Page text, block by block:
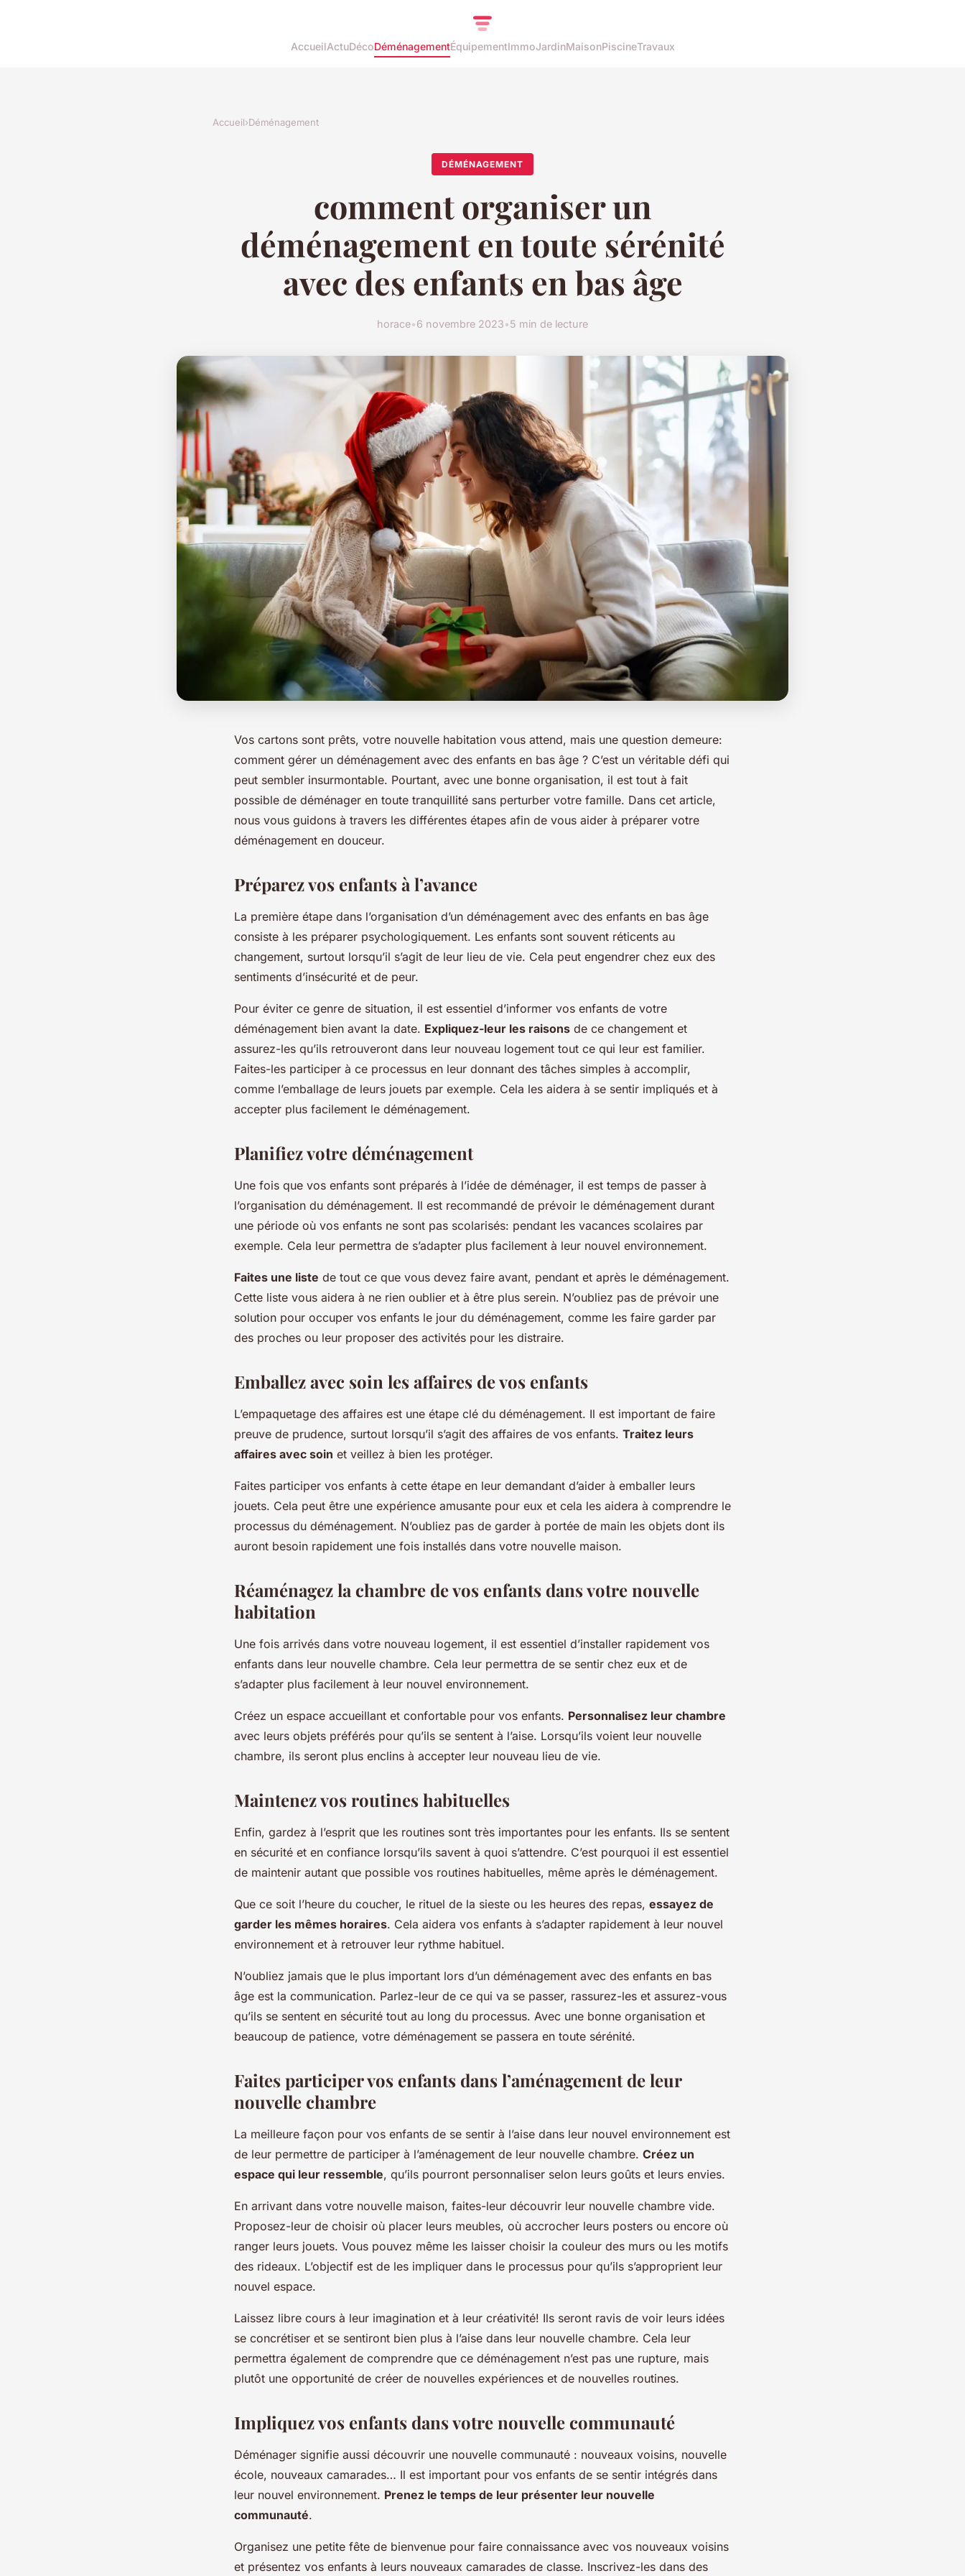
AccueilActuDécoDéménagementÉquipementImmoJardinMaisonPiscineTravaux
Accueil›Déménagement
DÉMÉNAGEMENT
comment organiser un
déménagement en toute sérénité
avec des enfants en bas âge
horace•6 novembre 2023•5 min de lecture
Vos cartons sont prêts, votre nouvelle habitation vous attend, mais une question demeure:
comment gérer un déménagement avec des enfants en bas âge ? C’est un véritable défi qui
peut sembler insurmontable. Pourtant, avec une bonne organisation, il est tout à fait
possible de déménager en toute tranquillité sans perturber votre famille. Dans cet article,
nous vous guidons à travers les différentes étapes afin de vous aider à préparer votre
déménagement en douceur.
Préparez vos enfants à l’avance
La première étape dans l’organisation d’un déménagement avec des enfants en bas âge
consiste à les préparer psychologiquement. Les enfants sont souvent réticents au
changement, surtout lorsqu’il s’agit de leur lieu de vie. Cela peut engendrer chez eux des
sentiments d’insécurité et de peur.
Pour éviter ce genre de situation, il est essentiel d’informer vos enfants de votre
déménagement bien avant la date. Expliquez-leur les raisons de ce changement et
assurez-les qu’ils retrouveront dans leur nouveau logement tout ce qui leur est familier.
Faites-les participer à ce processus en leur donnant des tâches simples à accomplir,
comme l’emballage de leurs jouets par exemple. Cela les aidera à se sentir impliqués et à
accepter plus facilement le déménagement.
Planifiez votre déménagement
Une fois que vos enfants sont préparés à l’idée de déménager, il est temps de passer à
l’organisation du déménagement. Il est recommandé de prévoir le déménagement durant
une période où vos enfants ne sont pas scolarisés: pendant les vacances scolaires par
exemple. Cela leur permettra de s’adapter plus facilement à leur nouvel environnement.
Faites une liste de tout ce que vous devez faire avant, pendant et après le déménagement.
Cette liste vous aidera à ne rien oublier et à être plus serein. N’oubliez pas de prévoir une
solution pour occuper vos enfants le jour du déménagement, comme les faire garder par
des proches ou leur proposer des activités pour les distraire.
Emballez avec soin les affaires de vos enfants
L’empaquetage des affaires est une étape clé du déménagement. Il est important de faire
preuve de prudence, surtout lorsqu’il s’agit des affaires de vos enfants. Traitez leurs
affaires avec soin et veillez à bien les protéger.
Faites participer vos enfants à cette étape en leur demandant d’aider à emballer leurs
jouets. Cela peut être une expérience amusante pour eux et cela les aidera à comprendre le
processus du déménagement. N’oubliez pas de garder à portée de main les objets dont ils
auront besoin rapidement une fois installés dans votre nouvelle maison.
Réaménagez la chambre de vos enfants dans votre nouvelle
habitation
Une fois arrivés dans votre nouveau logement, il est essentiel d’installer rapidement vos
enfants dans leur nouvelle chambre. Cela leur permettra de se sentir chez eux et de
s’adapter plus facilement à leur nouvel environnement.
Créez un espace accueillant et confortable pour vos enfants. Personnalisez leur chambre
avec leurs objets préférés pour qu’ils se sentent à l’aise. Lorsqu’ils voient leur nouvelle
chambre, ils seront plus enclins à accepter leur nouveau lieu de vie.
Maintenez vos routines habituelles
Enfin, gardez à l’esprit que les routines sont très importantes pour les enfants. Ils se sentent
en sécurité et en confiance lorsqu’ils savent à quoi s’attendre. C’est pourquoi il est essentiel
de maintenir autant que possible vos routines habituelles, même après le déménagement.
Que ce soit l’heure du coucher, le rituel de la sieste ou les heures des repas, essayez de
garder les mêmes horaires. Cela aidera vos enfants à s’adapter rapidement à leur nouvel
environnement et à retrouver leur rythme habituel.
N’oubliez jamais que le plus important lors d’un déménagement avec des enfants en bas
âge est la communication. Parlez-leur de ce qui va se passer, rassurez-les et assurez-vous
qu’ils se sentent en sécurité tout au long du processus. Avec une bonne organisation et
beaucoup de patience, votre déménagement se passera en toute sérénité.
Faites participer vos enfants dans l’aménagement de leur
nouvelle chambre
La meilleure façon pour vos enfants de se sentir à l’aise dans leur nouvel environnement est
de leur permettre de participer à l’aménagement de leur nouvelle chambre. Créez un
espace qui leur ressemble, qu’ils pourront personnaliser selon leurs goûts et leurs envies.
En arrivant dans votre nouvelle maison, faites-leur découvrir leur nouvelle chambre vide.
Proposez-leur de choisir où placer leurs meubles, où accrocher leurs posters ou encore où
ranger leurs jouets. Vous pouvez même les laisser choisir la couleur des murs ou les motifs
des rideaux. L’objectif est de les impliquer dans le processus pour qu’ils s’approprient leur
nouvel espace.
Laissez libre cours à leur imagination et à leur créativité! Ils seront ravis de voir leurs idées
se concrétiser et se sentiront bien plus à l’aise dans leur nouvelle chambre. Cela leur
permettra également de comprendre que ce déménagement n’est pas une rupture, mais
plutôt une opportunité de créer de nouvelles expériences et de nouvelles routines.
Impliquez vos enfants dans votre nouvelle communauté
Déménager signifie aussi découvrir une nouvelle communauté : nouveaux voisins, nouvelle
école, nouveaux camarades… Il est important pour vos enfants de se sentir intégrés dans
leur nouvel environnement. Prenez le temps de leur présenter leur nouvelle
communauté.
Organisez une petite fête de bienvenue pour faire connaissance avec vos nouveaux voisins
et présentez vos enfants à leurs nouveaux camarades de classe. Inscrivez-les dans des